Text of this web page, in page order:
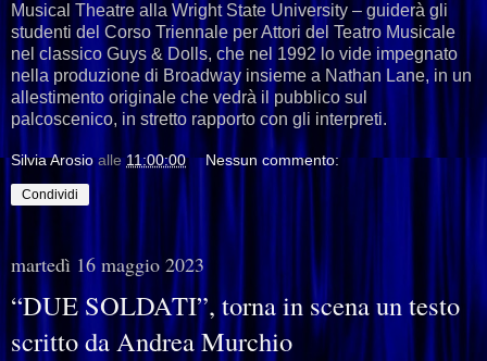
Musical Theatre alla Wright State University – guiderà gli
studenti del Corso Triennale per Attori del Teatro Musicale
nel classico Guys & Dolls, che nel 1992 lo vide impegnato
nella produzione di Broadway insieme a Nathan Lane, in un
allestimento originale che vedrà il pubblico sul
palcoscenico, in stretto rapporto con gli interpreti.
Silvia Arosio alle11:00:00 Nessun commento:
Condividi
martedì 16 maggio 2023
“DUE SOLDATI”, torna in scena un testo
scritto da Andrea Murchio